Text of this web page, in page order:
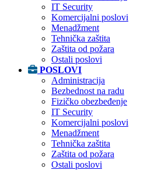
IT Security
Komercijalni poslovi
Menadžment
Tehnička zaštita
Zaštita od požara
Ostali poslovi
POSLOVI
Administracija
Bezbednost na radu
Fizičko obezbeđenje
IT Security
Komercijalni poslovi
Menadžment
Tehnička zaštita
Zaštita od požara
Ostali poslovi